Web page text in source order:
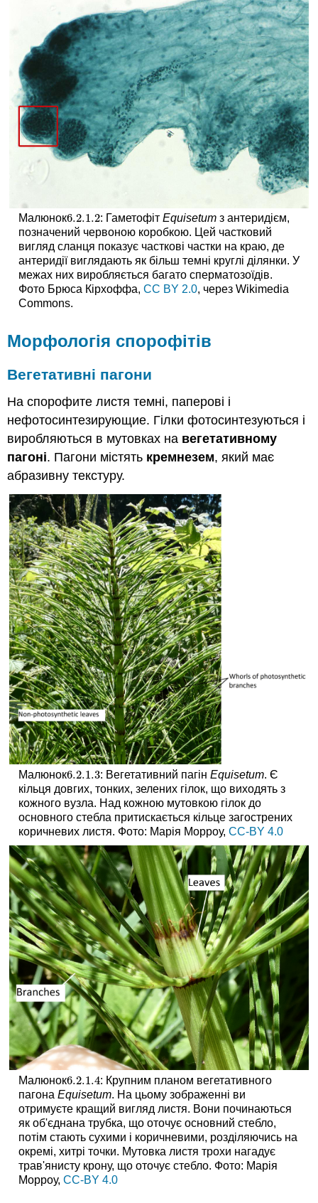
Малюнок6.2.1.2
6.2.1.2: ГаметофітEquisetum з антеридієм,
позначений червоною коробкою. Цей частковий
вигляд сланця показує часткові частки на краю, де
антеридії виглядають як більш темні круглі ділянки. У
межах них виробляється багато сперматозоїдів.
Фото Брюса Кірхоффа, CC BY 2.0, через Wikimedia
Commons.
Морфологія спорофітів
Вегетативні пагони
На спорофите листя темні, паперові і
нефотосинтезирующие. Гілки фотосинтезуються і
виробляються в мутовках на вегетативному
пагоні. Пагони містять кремнезем, який має
абразивну текстуру.
Малюнок6.2.1.3
6.2.1.3: Вегетативний пагінEquisetum. Є
кільця довгих, тонких, зелених гілок, що виходять з
кожного вузла. Над кожною мутовкою гілок до
основного стебла притискається кільце загострених
коричневих листя. Фото: Марія Морроу, CC-BY 4.0
Малюнок6.2.1.4
6.2.1.4: Крупним планом вегетативного
пагона Equisetum. На цьому зображенні ви
отримуєте кращий вигляд листя. Вони починаються
як об'єднана трубка, що оточує основний стебло,
потім стають сухими і коричневими, розділяючись на
окремі, хитрі точки. Мутовка листя трохи нагадує
трав'янисту крону, що оточує стебло. Фото: Марія
Морроу, CC-BY 4.0